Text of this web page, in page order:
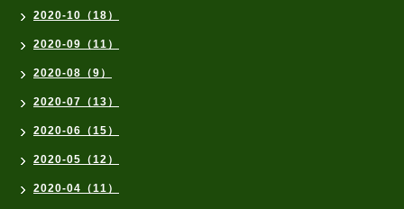
2020-10（18）
2020-09（11）
2020-08（9）
2020-07（13）
2020-06（15）
2020-05（12）
2020-04（11）